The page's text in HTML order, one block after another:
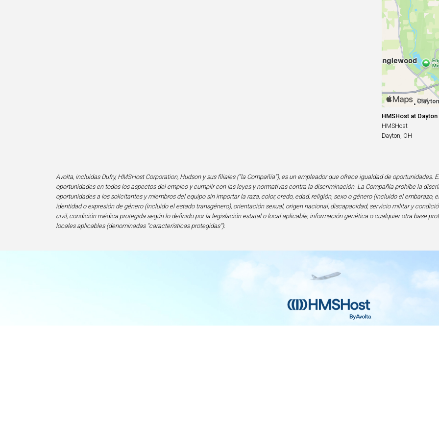
HMSHost at
HMSHost
Dayton, OH
Avolta, incluidas Dufry, HMSHost Corporation, Hudson y sus filiales (“la Compañía”), es un empleador que ofrece igualdad de
oportunidades en todos los aspectos del empleo y cumplir con las leyes y normativas contra la discriminación. La Compañía prohíbe la
oportunidades a los solicitantes y miembros del equipo sin importar la raza, color, credo, edad, religión, sexo o género (incluido el
identidad o expresión de género (incluido el estado transgénero), orientación sexual, origen nacional, discapacidad, servicio militar y
civil, condición médica protegida según lo definido por la legislación estatal o local aplicable, información genética o cualquier otra base
locales aplicables (denominadas “características protegidas”).